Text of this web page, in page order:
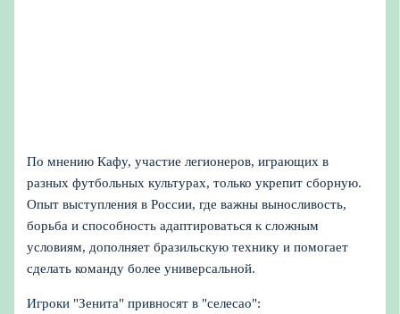
По мнению Кафу, участие легионеров, играющих в
разных футбольных культурах, только укрепит сборную.
Опыт выступления в России, где важны выносливость,
борьба и способность адаптироваться к сложным
условиям, дополняет бразильскую технику и помогает
сделать команду более универсальной.
Игроки "Зенита" привносят в "селесао":